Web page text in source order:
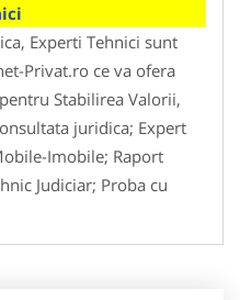
Experti Tehnici sunt
Privat.ro ce va ofera
Stabilirea Valorii,
juridica; Expert
Imobile; Raport
Judiciar; Proba cu